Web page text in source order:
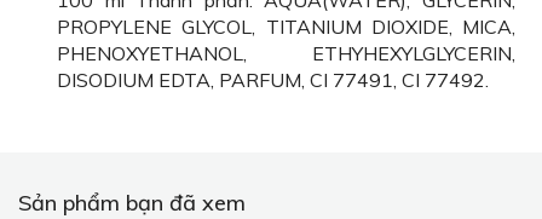
PROPYLENE GLYCOL, TITANIUM DIOXIDE, MICA,
PHENOXYETHANOL, ETHYHEXYLGLYCERIN,
DISODIUM EDTA, PARFUM, CI 77491, CI 77492.
Sản phẩm bạn đã xem